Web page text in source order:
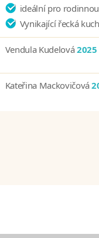
ideální pro
Vynikající řecká
Vendula Kudelová2025
Kateřina Mackovičová